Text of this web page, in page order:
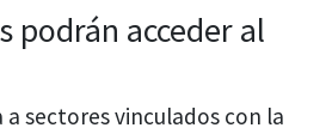
podrán acceder al
sectores vinculados con la